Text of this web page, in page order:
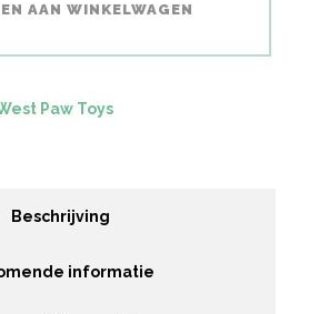
AAN WINKELWAGEN
Paw Toys
Beschrijving
informatie